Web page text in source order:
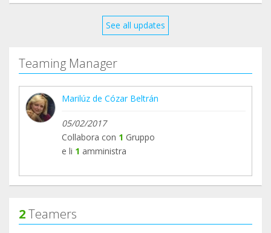
algo que hacer por ellos y algun rescatado que
Hogar y si no lo encuentra, conmigo lo tiene, qué
decir más...... MILLONES DE GRACIAS de parte de
los ÁNGELES PELUDOS ❤️❤️❤️❤️
See all updates
Teaming Manager
Marilúz de Cózar Beltrán
05/02/2017
Collabora con 1 Gruppo
e li 1 amministra
2Teamers